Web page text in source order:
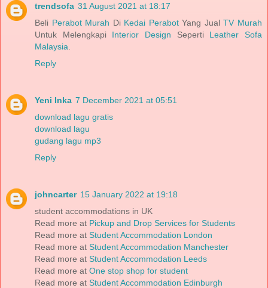
trendsofa 31 August 2021 at 18:17
Beli Perabot Murah Di Kedai PerabotYang JualTV Murah
Untuk Melengkapi Interior Design Seperti Leather Sofa
Malaysia
Reply
Yeni Inka 7 December 2021 at 05:51
download lagu gratis
download lagu
gudang lagu mp3
Reply
johncarter 15 January 2022 at 19:18
student accommodations in UK
Read more at Pickup and Drop Services for Students
Read more at Student Accommodation London
Read more at Student Accommodation Manchester
Read more at Student Accommodation Leeds
Read more at One stop shop for student
Read more at Student Accommodation Edinburgh